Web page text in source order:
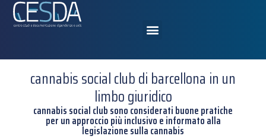
cannabis social club di barcellona in un
limbo giuridico
cannabis social club sono considerati buone pratiche
per un approccio più inclusivo e informato alla
legislazione sulla cannabis